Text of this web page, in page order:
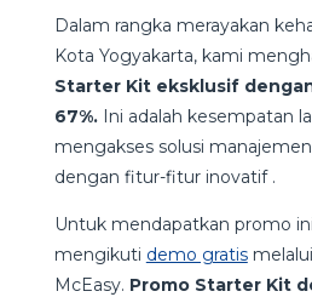
Dalam rangka merayakan
Kota Yogyakarta, kami
Starter Kit eksklusif
67%. Ini adalah kesempatan
mengakses solusi
dengan fitur-fitur inovatif .
Untuk mendapatkan promo
mengikuti demo gratis
McEasy. Promo Starter Kit